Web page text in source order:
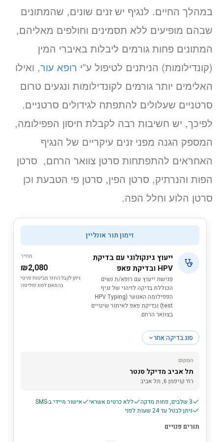
במהלך החיים. לנגיף יש זנים שונים, שהמתונים
שבהם מופיעים ללא תסמינים וחולפים מאליהם,
המתונים פחות גורמים ליבלות באיברי המין
(קונדילומות) הניתנים לטיפול ע”י רופא עור, ואילו
האלימים יותר גורמים לקונדילומות ונגעים טרום
סרטניים שעלולים להתפתח לגידולים סרטניים.
לפיכך, יש חשיבות רבה לקבלת חיסון הפפילומה,
המספק הגנה מפני זנים עיקריים של הנגיף
האחראים להתפתחות סרטן צוואר הרחם, סרטן
הפות והנרתיק, סרטן הפין, סרטן פי הטבעת וכן
סרטן הלוע וחלל הפה.